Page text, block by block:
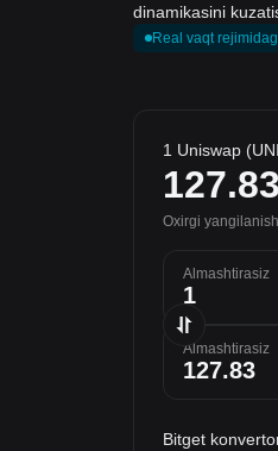
dinamikasini
Real vaqt
1 Uniswap
127.83
Oxirgi
Almashtirasiz
Almashtirasiz
Bitget